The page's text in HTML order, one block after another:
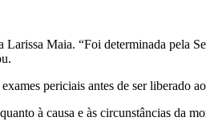
Maia. “Foi determinada pela
periciais antes de ser liberado
à causa e às circunstâncias da